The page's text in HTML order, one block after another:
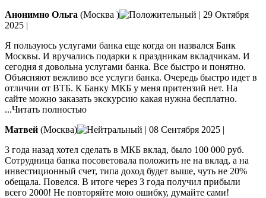
Анонимно Ольга (Москва ) | 29 Октября
2025 |
Я пользуюсь услугами банка еще когда он назвался Банк
Москвы. И вручались подарки к праздникам вкладчикам. И
сегодня я довольна услугами банка. Все быстро и понятно.
Объясняют вежливо все услуги банка. Очередь быстро идет в
отличии от ВТБ. К Банку МКБ у меня притензий нет. На
сайте можно заказать экскурсию какая нужна бесплатно.
...Читать полностью
Матвей (Москва) | 08 Сентября 2025 |
3 года назад хотел сделать в МКБ вклад, было 100 000 руб.
Сотрудница банка посоветовала положить не на вклад, а на
инвестиционный счет, типа доход будет выше, чуть не 20%
обещала. Повелся. В итоге через 3 года получил прибыли
всего 2000! Не повторяйте мою ошибку, думайте сами!